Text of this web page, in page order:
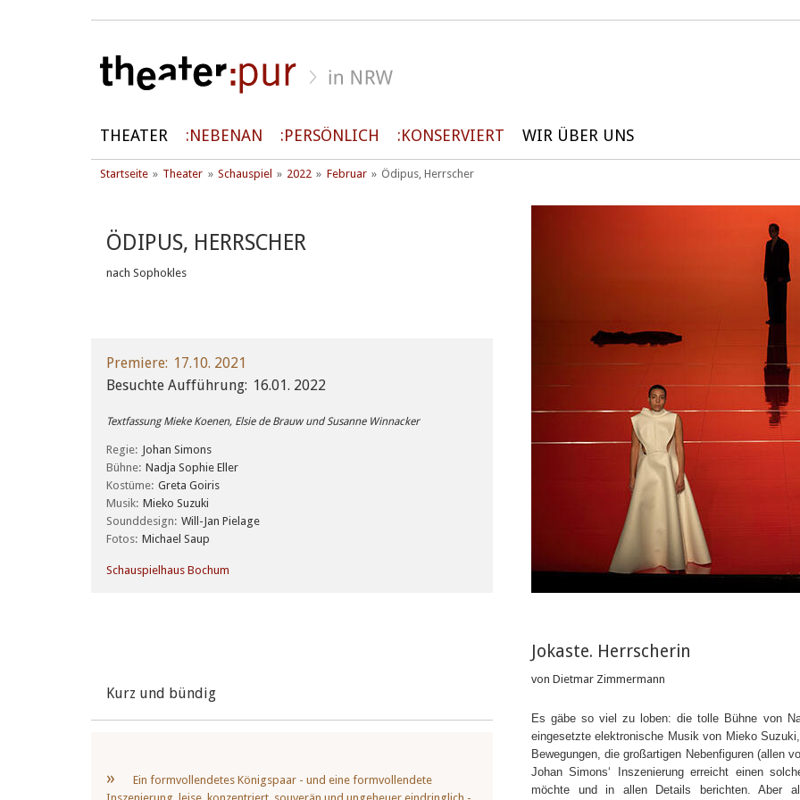
THEATER NEBENAN PERSÖNLICH KONSERVIERT WIR ÜBER UNS
Startseite Theater Schauspiel 2022 Februar Ödipus, Herrscher
Jokaste. Herrscherin
von Dietmar Zimmermann
Es gäbe so viel zu loben: die tolle Bühne von
eingesetzte elektronische Musik von Mieko
Bewegungen, die großartigen Nebenfiguren (allen
Johan Simons‘ Inszenierung erreicht einen
möchte und in allen Details berichten. Aber
ÖDIPUS, HERRSCHER
nach Sophokles
Premiere 17.10. 2021
Besuchte Aufführung 16.01. 2022
Textfassung Mieke Koenen, Elsie de Brauw und Susanne Winnacker
Regie Johan Simons
Bühne Nadja Sophie Eller
Kostüme Greta Goiris
Musik Mieko Suzuki
Sounddesign
Will-Jan Pielage
Fotos Michael Saup
Schauspielhaus Bochum
Kurz und bündig
Ein formvollendetes Königspaar - und eine formvollendete